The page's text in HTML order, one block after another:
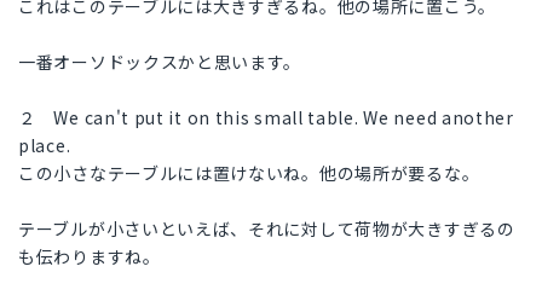
これはこのテーブルには大きすぎるね。他の場所に置こう。
一番オーソドックスかと思います。
２ We can't put it on this small table. We need another
place.
この小さなテーブルには置けないね。他の場所が要るな。
テーブルが小さいといえば、それに対して荷物が大きすぎるの
も伝わりますね。